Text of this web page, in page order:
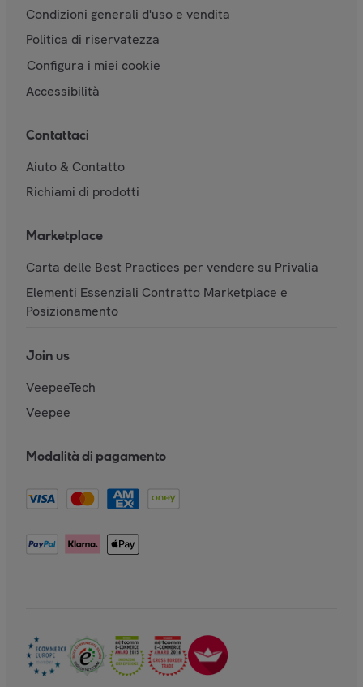
Condizioni generali d'uso e vendita
Politica di riservatezza
Configura i miei cookie
Accessibilità
Contattaci
Aiuto & Contatto
Richiami di prodotti
Marketplace
Carta delle Best Practices per vendere su Privalia
Elementi Essenziali Contratto Marketplace e
Posizionamento
Join us
VeepeeTech
Veepee
Modalità di pagamento